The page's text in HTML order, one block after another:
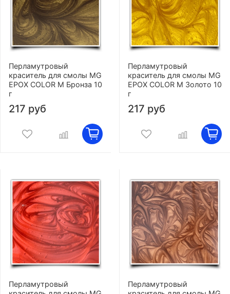
Перламутровый
краситель для смолы MG
EPOX COLOR M Бронза 10
г
217 руб
Перламутровый
краситель для смолы MG
EPOX COLOR M Золото 10
г
217 руб
Перламутровый
Перламутровый